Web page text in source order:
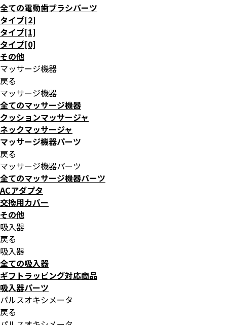
全ての電動歯ブラシパーツ
タイプ[2]
タイプ[1]
タイプ[0]
その他
マッサージ機器
戻る
マッサージ機器
全てのマッサージ機器
クッションマッサージャ
ネックマッサージャ
マッサージ機器パーツ
戻る
マッサージ機器パーツ
全てのマッサージ機器パーツ
ACアダプタ
交換用カバー
その他
吸入器
戻る
吸入器
全ての吸入器
ギフトラッピング対応商品
吸入器パーツ
パルスオキシメータ
戻る